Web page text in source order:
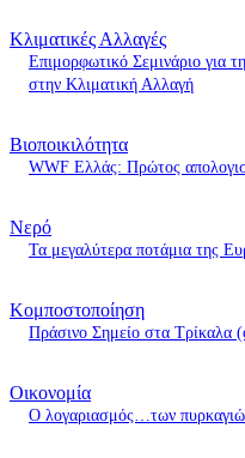
Κλιματικές Αλλαγές
Επιμορφωτικό Σεμινάριο για
στην Κλιματική Αλλαγή
Βιοποικιλότητα
WWF Ελλάς: Πρώτος
Νερό
Τα μεγαλύτερα ποτάμια της
Κομποστοποίηση
Πράσινο Σημείο στα Τρίκαλα
Οικονομία
O λογαριασμός…των